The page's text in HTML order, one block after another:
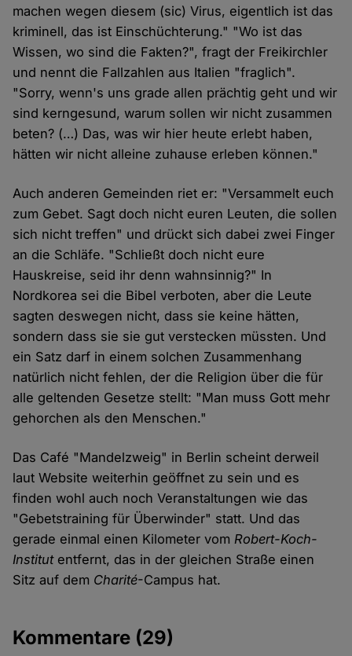
machen wegen diesem (sic) Virus, eigentlich ist das
kriminell, das ist Einschüchterung." "Wo ist das
Wissen, wo sind die Fakten?", fragt der Freikirchler
und nennt die Fallzahlen aus Italien "fraglich".
"Sorry, wenn's uns grade allen prächtig geht und wir
sind kerngesund, warum sollen wir nicht zusammen
beten? (…) Das, was wir hier heute erlebt haben,
hätten wir nicht alleine zuhause erleben können."
Auch anderen Gemeinden riet er: "Versammelt euch
zum Gebet. Sagt doch nicht euren Leuten, die sollen
sich nicht treffen" und drückt sich dabei zwei Finger
an die Schläfe. "Schließt doch nicht eure
Hauskreise, seid ihr denn wahnsinnig?" In
Nordkorea sei die Bibel verboten, aber die Leute
sagten deswegen nicht, dass sie keine hätten,
sondern dass sie sie gut verstecken müssten. Und
ein Satz darf in einem solchen Zusammenhang
natürlich nicht fehlen, der die Religion über die für
alle geltenden Gesetze stellt: "Man muss Gott mehr
gehorchen als den Menschen."
Das Café "Mandelzweig" in Berlin scheint derweil
laut Website weiterhin geöffnet zu sein und es
finden wohl auch noch Veranstaltungen wie das
"Gebetstraining für Überwinder" statt. Und das
gerade einmal einen Kilometer vomRobert-Koch-
Institutentfernt, das in der gleichen Straße einen
Sitz auf dem Charité-Campus hat.
Kommentare (29)